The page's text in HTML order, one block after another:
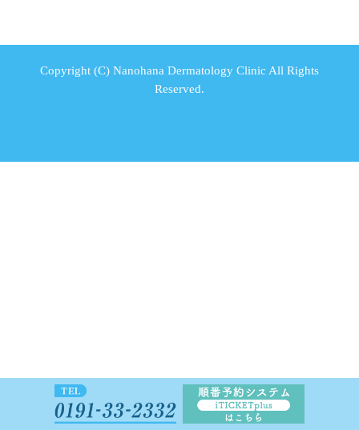
Copyright (C) Nanohana Dermatology Clinic All Rights
Reserved.